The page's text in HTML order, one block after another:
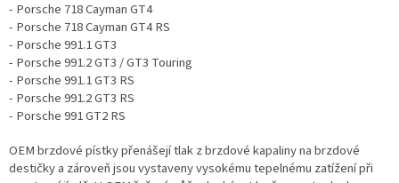
- Porsche 718 Cayman GT4
- Porsche 718 Cayman GT4 RS
- Porsche 991.1 GT3
- Porsche 991.2 GT3 / GT3 Touring
- Porsche 991.1 GT3 RS
- Porsche 991.2 GT3 RS
- Porsche 991 GT2 RS
OEM brzdové pístky přenášejí tlak z brzdové kapaliny na brzdové
destičky a zároveň jsou vystaveny vysokému tepelnému zatížení při